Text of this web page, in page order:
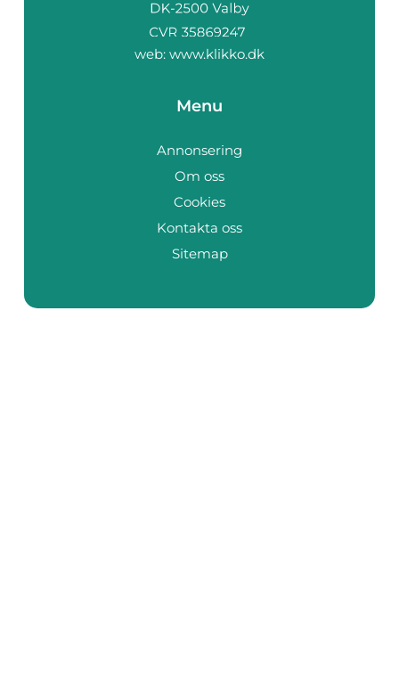
web: www.klikko.dk
Menu
Annonsering
Om oss
Cookies
Kontakta oss
Sitemap